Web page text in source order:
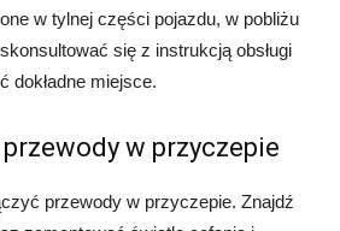
w tylnej części pojazdu, w pobliżu
się z instrukcją obsługi
dokładne miejsce.
przewody w przyczepie
przewody w przyczepie. Znajdź